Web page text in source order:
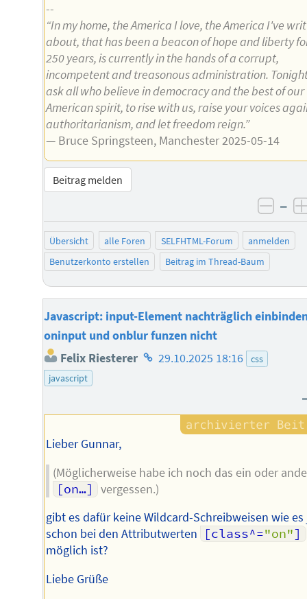
--
“In my home, the America I love, the America I've
about, that has been a beacon of hope and liberty
250 years, is currently in the hands of a corrupt,
incompetent and treasonous administration.
ask all who believe in democracy and the best of our
American spirit, to rise with us, raise your voices
authoritarianism, and let freedom reign.”
— Bruce Springsteen, Manchester 2025-05-14
Beitrag melden
–
Übersicht alle Foren SELFHTML-Forum
anmelden
Benutzerkonto erstellen
Beitrag im Thread-Baum
Javascript: input-Element nachträglich
oninput und onblur funzen nicht
Felix Riesterer Homepage
29.10.2025 18:16
css
javascript
Lieber Gunnar,
(Möglicherweise habe ich noch das ein oder
[on…]
vergessen.)
gibt es dafür keine Wildcard-Schreibweisen wie es
schon bei den Attributwerten
[class^="on"]
möglich ist?
Liebe Grüße